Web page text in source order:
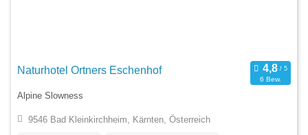
Naturhotel Ortners Eschenhof
6 Bew.
Alpine Slowness
9546 Bad Kleinkirchheim, Kärnten, Österreich